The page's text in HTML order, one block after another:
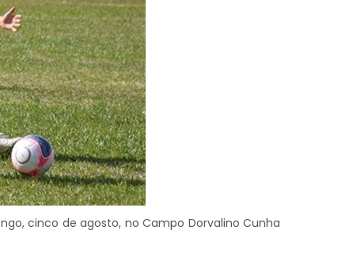
cinco de agosto, no Campo Dorvalino Cunha